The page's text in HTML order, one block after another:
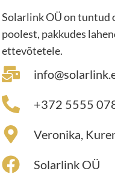
Solarlink OÜ on tuntud
poolest, pakkudes
ettevõtetele.
+372 5555
Veronika,
Solarlink OÜ